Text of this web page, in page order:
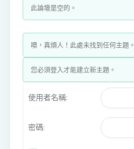
此論壇是空的。
噢，真煩人！此處未找到任何主題。
您必須登入才能建立新主題。
使用者名稱:
密碼: